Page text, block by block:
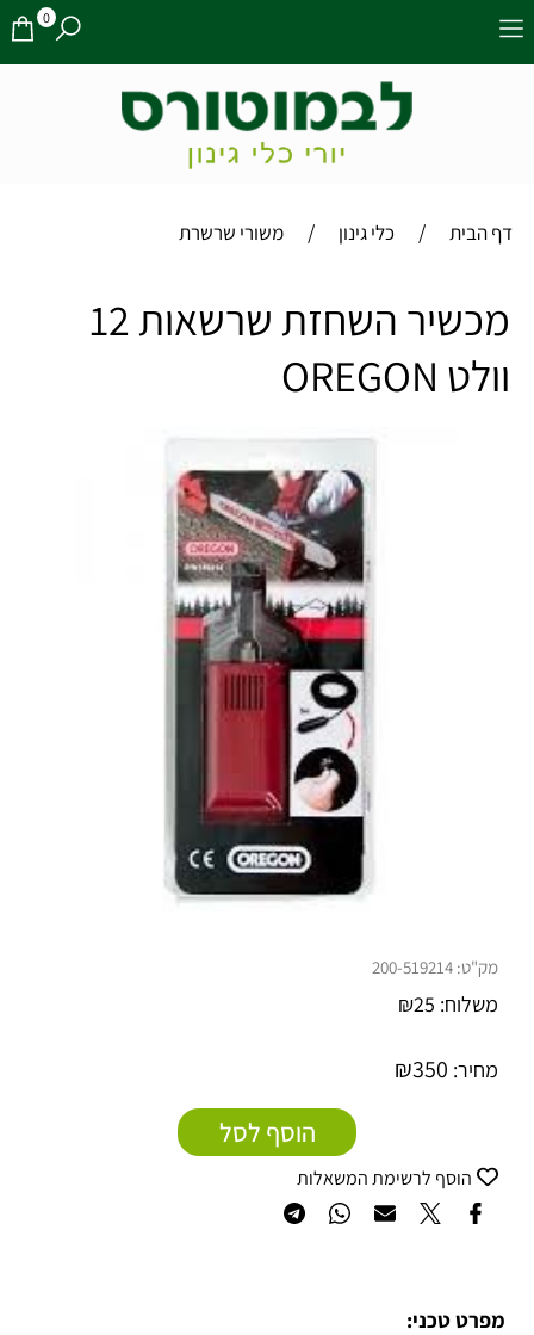
0
דף הבית / כלי גינון / משורי שרשרת
מכשיר השחזת שרשאות 12
וולט OREGON
מק"ט: 200-519214
משלוח: ₪25
מחיר: ₪350
הוסף לסל
הוסף לרשימת המשאלות
מפרט טכני: